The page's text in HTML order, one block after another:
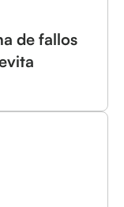
de fallos